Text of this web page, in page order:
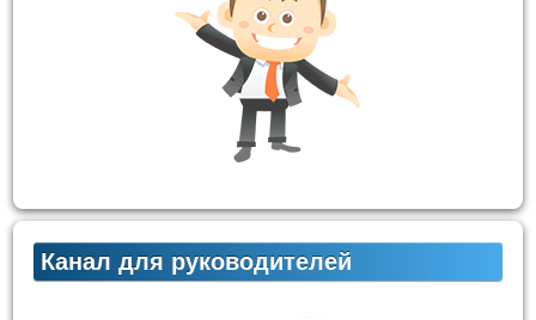
Канал для руководителей